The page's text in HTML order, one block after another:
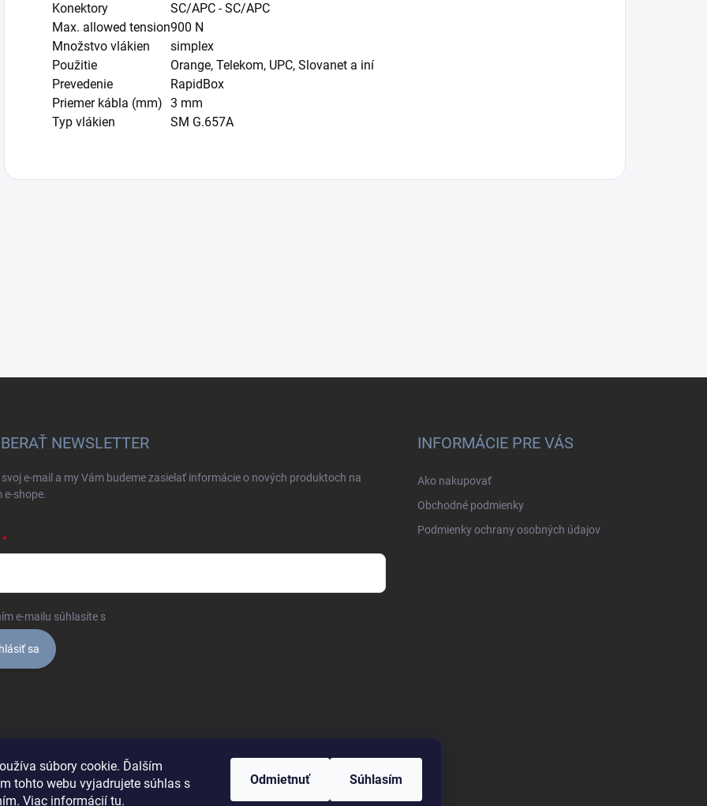
súbory cookie. Ďalším
tohto webu vyjadrujete súhlas s
Viac informácií tu.
Odmietnuť Súhlasím
Konektory
SC/APC - SC/APC
Max. allowed tension900 N
Množstvo vlákien
simplex
Použitie
Orange, Telekom, UPC, Slovanet a iní
Prevedenie
RapidBox
Priemer kábla (mm) 3 mm
Typ vlákien
SM G.657A
NEWSLETTER
e-mail a my Vám budeme zasielať informácie o nových produktoch na
e-shope.
e-mailu súhlasíte s
sa
INFORMÁCIE PRE VÁS
Ako nakupovať
Obchodné podmienky
Podmienky ochrany osobných údajov